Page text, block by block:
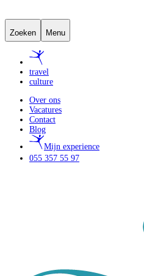
Zoeken Menu
travel
culture
Over ons
Vacatures
Contact
Blog
Mijn experience
055 357 55 97